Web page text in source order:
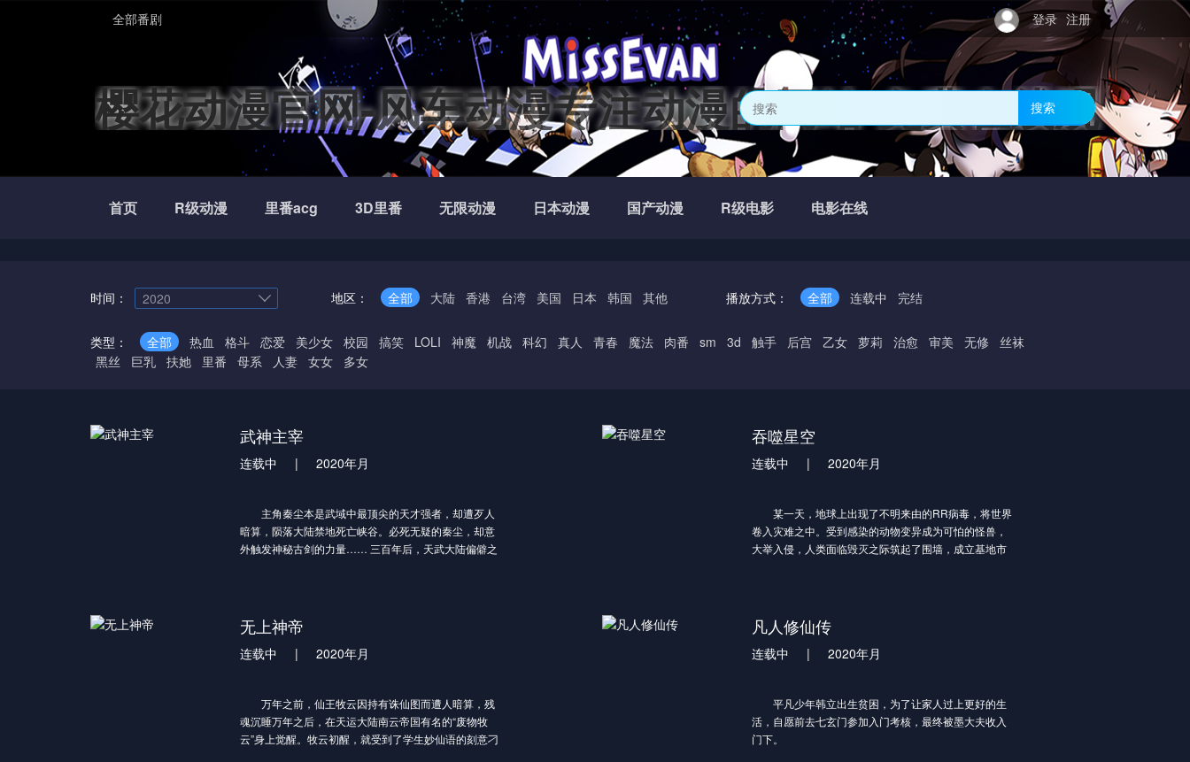
全部番剧 登录 注册
樱花动漫官网-风车动漫专注动漫的网站-免费在线观
搜索
首页 R级动漫 里番acg 3D里番 无限动漫 日本动漫 国产动漫 R级电影 电影在线
时间： 2020 地区： 全部 大陆 香港 台湾 美国 日本 韩国 其他 播放方式： 全部 连载中 完结
类型： 全部 热血 格斗 恋爱 美少女 校园 搞笑 LOLI 神魔 机战 科幻 真人 青春 魔法 肉番 sm 3d 触手 后宫 乙女 萝莉 治愈 审美 无修
丝袜
黑丝
巨乳 扶她 里番 母系 人妻 女女 多女
武神主宰
连载中 | 2020年月
主角秦尘本是武域中最顶尖的天才强者，却遭歹人
暗算，陨落大陆禁地死亡峡谷。必死无疑的秦尘，却意
外触发神秘古剑的力量…… 三百年后，天武大陆偏僻之
话，也为了守护自己所爱的一切，秦尘毅然决然扛起维
护天下五国的大任，再度踏上武道之路。
吞噬星空
连载中 | 2020年月
某一天，地球上出现了不明来由的RR病毒，将世界
卷入灾难之中。受到感染的动物变异成为可怕的怪兽，
大举入侵，人类面临毁灭之际筑起了围墙，成立基地市
质相比以前有了质的飞越。而这其中的佼佼者，被称
为“武者”。 18岁的罗峰也梦想着成为其中的一员。此时
的他即将高考，正面临着人生十字路口的抉择，却不料
名武者挺身而出，保卫了基地市的安全。罗峰被武者的
强大所感染，暗自立下成为武者以保护所爱之人的决
心。这是一切的开始，罗峰武者之路的起点，也拉开了
无上神帝
连载中 | 2020年月
万年之前，仙王牧云因持有诛仙图而遭人暗算，残
魂沉睡万年之后，在天运大陆南云帝国有名的“废物牧
云”身上觉醒。牧云初醒，就受到了学生妙仙语的刻意刁
凡人修仙传
连载中 | 2020年月
平凡少年韩立出生贫困，为了让家人过上更好的生
活，自愿前去七玄门参加入门考核，最终被墨大夫收入
门下。